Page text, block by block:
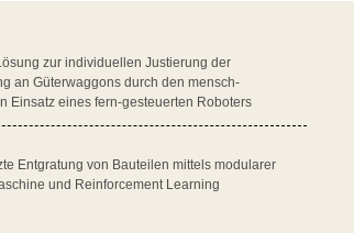
zur individuellen Justierung der
an Güterwaggons durch den mensch-
Einsatz eines fern-gesteuerten Roboters
Entgratung von Bauteilen mittels modularer
und Reinforcement Learning